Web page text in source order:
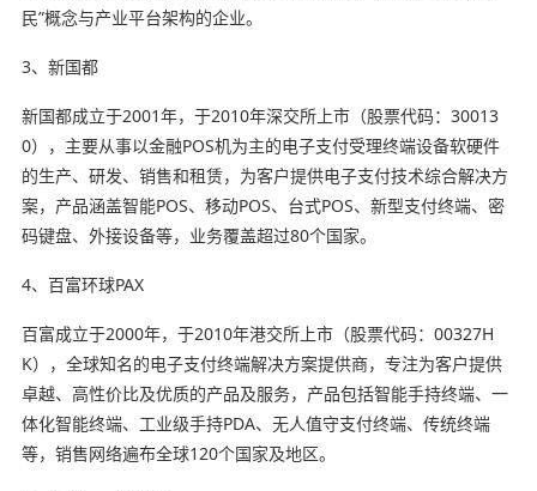
民”概念与产业平台架构的企业。
3、新国都
新国都成立于2001年，于2010年深交所上市（股票代码：30013
0），主要从事以金融POS机为主的电子支付受理终端设备软硬件
的生产、研发、销售和租赁，为客户提供电子支付技术综合解决方
案，产品涵盖智能POS、移动POS、台式POS、新型支付终端、密
码键盘、外接设备等，业务覆盖超过80个国家。
4、百富环球PAX
百富成立于2000年，于2010年港交所上市（股票代码：00327H
K），全球知名的电子支付终端解决方案提供商，专注为客户提供
卓越、高性价比及优质的产品及服务，产品包括智能手持终端、一
体化智能终端、工业级手持PDA、无人值守支付终端、传统终端
等，销售网络遍布全球120个国家及地区。